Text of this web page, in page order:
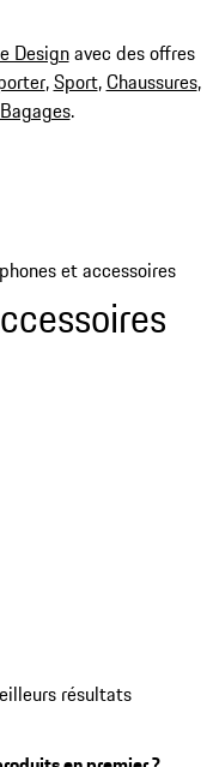
Designavec des offres
,Sport,Chaussures,
.
et accessoires
résultats